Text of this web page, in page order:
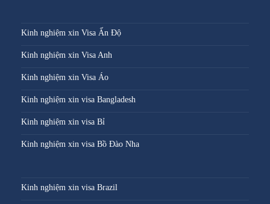
Kinh nghiệm xin Visa Ấn Độ
Kinh nghiệm xin Visa Anh
Kinh nghiệm xin Visa Áo
Kinh nghiệm xin visa Bangladesh
Kinh nghiệm xin visa Bỉ
Kinh nghiệm xin visa Bồ Đào Nha
Kinh nghiệm xin visa Brazil